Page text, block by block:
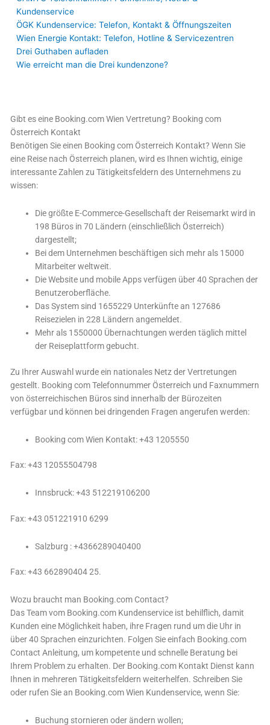
Kundenservice
ÖGK Kundenservice: Telefon, Kontakt & Öffnungszeiten
Wien Energie Kontakt: Telefon, Hotline & Servicezentren
Drei Guthaben aufladen
Wie erreicht man die Drei kundenzone?
Gibt es eine Booking.com Wien Vertretung? Booking com
Österreich Kontakt
Benötigen Sie einen Booking com Österreich Kontakt? Wenn Sie
eine Reise nach Österreich planen, wird es Ihnen wichtig, einige
interessante Zahlen zu Tätigkeitsfeldern des Unternehmens zu
wissen:
Die größte E-Commerce-Gesellschaft der Reisemarkt wird in
198 Büros in 70 Ländern (einschließlich Österreich)
dargestellt;
Bei dem Unternehmen beschäftigen sich mehr als 15000
Mitarbeiter weltweit.
Die Website und mobile Apps verfügen über 40 Sprachen der
Benutzeroberfläche.
Das System sind 1655229 Unterkünfte an 127686
Reisezielen in 228 Ländern angemeldet.
Mehr als 1550000 Übernachtungen werden täglich mittel
der Reiseplattform gebucht.
Zu Ihrer Auswahl wurde ein nationales Netz der Vertretungen
gestellt. Booking com Telefonnummer Österreich und Faxnummern
von österreichischen Büros sind innerhalb der Bürozeiten
verfügbar und können bei dringenden Fragen angerufen werden:
Booking com Wien Kontakt: +43 1205550
Fax: +43 12055504798
Innsbruck: +43 512219106200
Fax: +43 051221910 6299
Salzburg : +4366289040400
Fax: +43 662890404 25.
Wozu braucht man Booking.com Сontaсt?
Das Team vom Booking.com Kundenservice ist behilflich, damit
Kunden eine Möglichkeit haben, ihre Fragen rund um die Uhr in
über 40 Sprachen einzurichten. Folgen Sie einfach Booking.com
Сontaсt Anleitung, um kompetente und schnelle Beratung bei
Ihrem Problem zu erhalten. Der Booking.com Kontakt Dienst kann
Ihnen in mehreren Tätigkeitsfeldern weiterhelfen. Schreiben Sie
oder rufen Sie an Booking.com Wien Kundenservice, wenn Sie:
Buchung stornieren oder ändern wollen;